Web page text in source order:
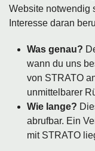
Website notwendig
Interesse daran
Was genau?
wann du uns
von STRATO
unmittelbarer
Wie lange?
abrufbar. Ein
mit STRATO